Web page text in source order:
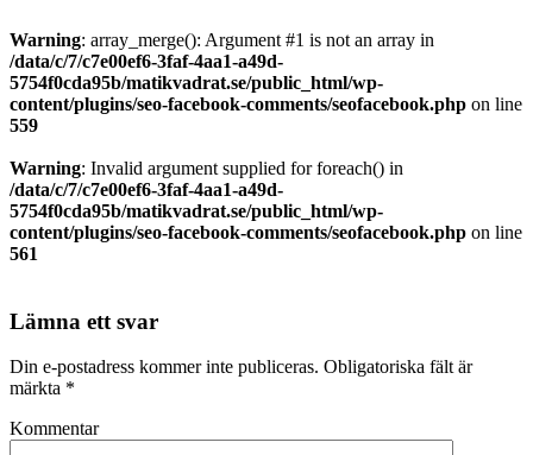
Warning: array_merge(): Argument #1 is not an array in
/data/c/7/c7e00ef6-3faf-4aa1-a49d-
5754f0cda95b/matikvadrat.se/public_html/wp-
content/plugins/seo-facebook-comments/seofacebook.php on line
559
Warning: Invalid argument supplied for foreach() in
/data/c/7/c7e00ef6-3faf-4aa1-a49d-
5754f0cda95b/matikvadrat.se/public_html/wp-
content/plugins/seo-facebook-comments/seofacebook.php on line
561
Lämna ett svar
Din e-postadress kommer inte publiceras. Obligatoriska fält är
märkta *
Kommentar